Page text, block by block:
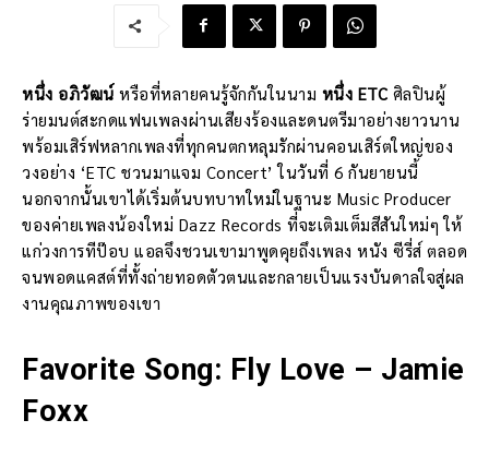
หนึ่ง อภิวัฒน์ หรือที่หลายคนรู้จักกันในนาม หนึ่ง ETC ศิลปินผู้
ร่ายมนต์สะกดแฟนเพลงผ่านเสียงร้องและดนตรีมาอย่างยาวนาน
พร้อมเสิร์ฟหลากเพลงที่ทุกคนตกหลุมรักผ่านคอนเสิร์ตใหญ่ของ
วงอย่าง ‘ETC ชวนมาแจม Concert’ ในวันที่ 6 กันยายนนี้
นอกจากนั้นเขาได้เริ่มต้นบทบาทใหม่ในฐานะ Music Producer
ของค่ายเพลงน้องใหม่ Dazz Records ที่จะเติมเต็มสีสันใหม่ๆ ให้
แก่วงการทีป๊อบ แอลจึงชวนเขามาพูดคุยถึงเพลง หนัง ซีรี่ส์ ตลอด
จนพอดแคสต์ที่ทั้งถ่ายทอดตัวตนและกลายเป็นแรงบันดาลใจสู่ผล
งานคุณภาพของเขา
Favorite Song: Fly Love – Jamie
Foxx